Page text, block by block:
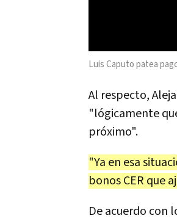
Luis Caputo patea
Al respecto,
"lógicamente
próximo".
"Ya en esa
bonos CER que
De acuerdo con